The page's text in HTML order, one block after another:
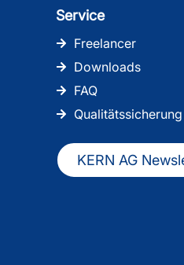
Service
Freelancer
Downloads
FAQ
Qualitätssicherung
KERN AG